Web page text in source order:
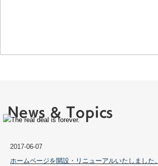
News & Topics
2017-06-07
ホームページを開設・リニューアルいたしました。